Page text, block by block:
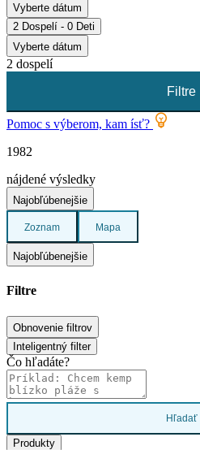
Vyberte dátum
2 Dospelí - 0 Deti
Vyberte dátum
2 dospelí
Filtre
Pomoc s výberom, kam ísť?
1982
nájdené výsledky
Najobľúbenejšie
Zoznam Mapa
Najobľúbenejšie
Filtre
Obnovenie filtrov
Inteligentný filter
Čo hľadáte?
Hľadať
Produkty